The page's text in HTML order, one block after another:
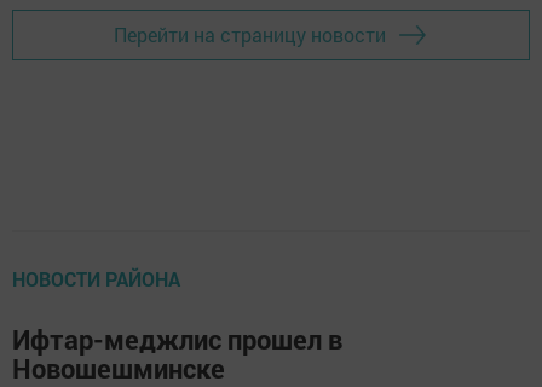
Перейти на страницу новости
НОВОСТИ РАЙОНА
Ифтар-меджлис прошел в
Новошешминске